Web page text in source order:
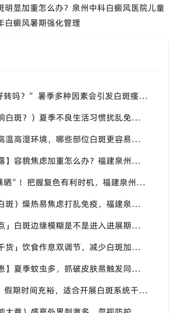
明显加重怎么办？泉州中科白癜风医院儿童
白癜风暑期强化管理
“白斑发痒就是要好转吗？” 暑季多种因素会引发白斑瘙痒，福建泉州中科白癜风医院教你分清白斑瘙痒诱因
（熬夜喝冰饮会影响白斑？）夏季不良生活习惯扰乱免疫，福建泉州中科白癜风医院提醒白斑患者做好日常养护
「泉州三伏尾声」高温高湿环境，哪些部位白斑更容易扩散？福建泉州中科白癜风医院盘点夏季白斑高发位置
【衣着单薄白斑外露】容貌焦虑加重怎么办？福建泉州中科白癜风医院助力本地白癜风患者科学应对夏季白斑困扰
“夏日光疗不等于暴晒”！把握复色有利时机，福建泉州中科白癜风医院讲讲白癜风夏季诊疗的注意事项
（暑天情绪也影响白斑）燥热易焦虑打乱免疫，福建泉州中科白癜风医院分享白癜风患者夏季情绪调节小技巧
「八月白斑观察要点」白斑边缘模糊是不是进入进展期？福建泉州中科白癜风医院教你辨别白斑病情变化信号
「三伏天白斑养护干货」饮食作息双调节，减少白斑加重诱因，福建泉州中科白癜风医院为福建白斑群体科普实用知识
【警惕蚊虫叮咬隐患】夏季蚊虫多，抓破皮肤易触发同形反应，福建泉州中科白癜风医院提醒白癜风患者做好防蚊护理
“暑期祛白正当时” 假期时间充裕，适合开展白斑系统干预，福建泉州中科白癜风医院分型分期定制白斑康复方案